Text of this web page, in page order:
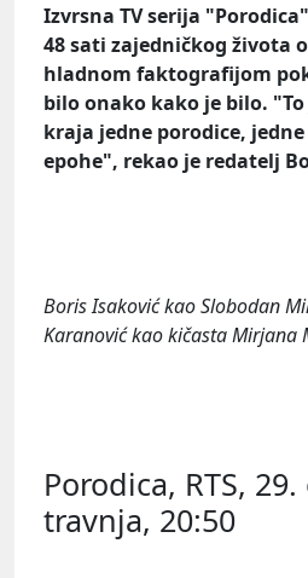
Izvrsna TV serija
48 sati zajedničkog života
hladnom faktografijom
bilo onako kako je bilo.
kraja jedne porodice,
epohe", rekao je redatelj
Boris Isaković kao Slobodan
Karanović kao kičasta Mirjana
Porodica, RTS,
travnja, 20:50